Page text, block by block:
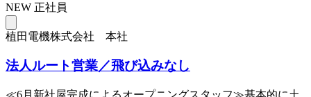
NEW 正社員
植田電機株式会社 本社
法人ルート営業／飛び込みなし
≪6月新社屋完成によるオープニングスタッフ≫基本的に土